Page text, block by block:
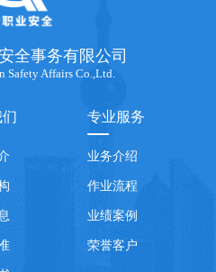
全事务有限公司
Safety Affairs Co.,Ltd.
专业服务
业务介绍
作业流程
业绩案例
荣誉客户